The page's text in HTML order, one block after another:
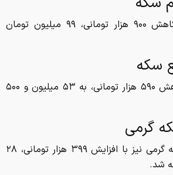
نیم سکه امروز با کاهش ۹۰۰ هزار تومانی، ۹۹ میلیون تومان
سکه
ربع سکه امروز با کاهش ۵۹۰ هزار تومانی، به ۵۳ میلیون و ۵۰۰
گرمی
در بازار امروز هر سکه گرمی نیز با افزایش ۳۹۹ هزار تومانی، ۲۸
شد.